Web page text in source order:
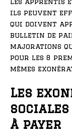
ils peuvent
qui doivent
bulletin de
majorations
pour les 8
mêmes
Les
à payer